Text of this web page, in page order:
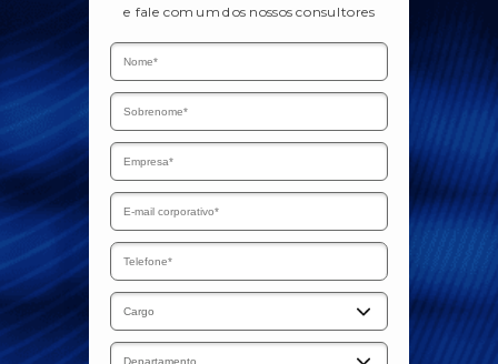
e fale com um dos nossos consultores